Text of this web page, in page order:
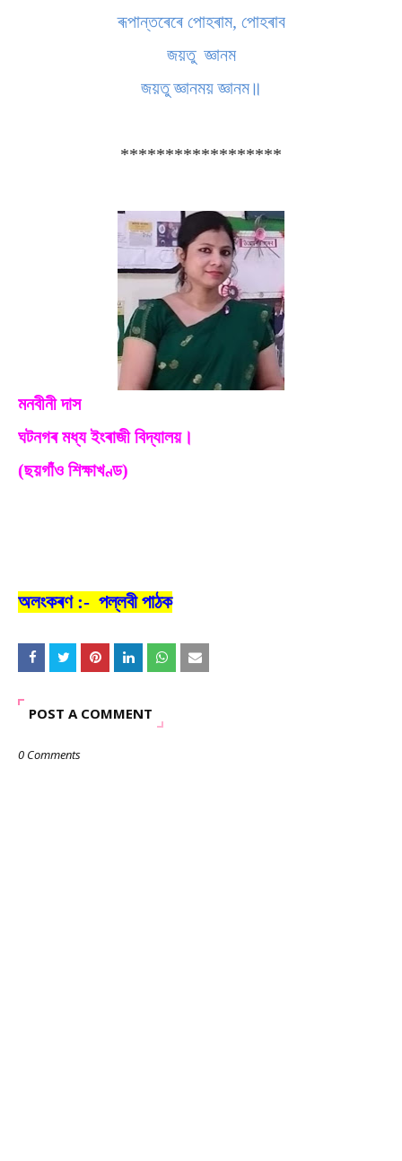
ৰূপান্তৰেৰে পোহৰাম, পোহৰাব
জয়তু জ্ঞানম
জয়তু জ্ঞানময় জ্ঞানম॥
******************
মনবীনী দাস
ঘটনগৰ মধ্য ইংৰাজী বিদ্যালয়।
(ছয়গাঁও শিক্ষাখণ্ড)
অলংকৰণ :- পল্লবী পাঠক
POST A COMMENT
0 Comments